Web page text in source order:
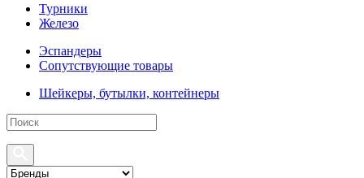
Турники
Железо
Эспандеры
Сопутствующие товары
Шейкеры, бутылки, контейнеры